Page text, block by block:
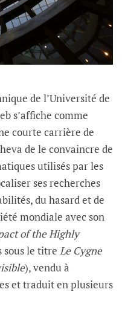
de l’Université de
s’affiche comme
courte carrière de
de le convaincre de
utilisés par les
ses recherches
du hasard et de
mondiale avec son
of the Highly
le titre Le Cygne
), vendu à
et traduit en plusieurs